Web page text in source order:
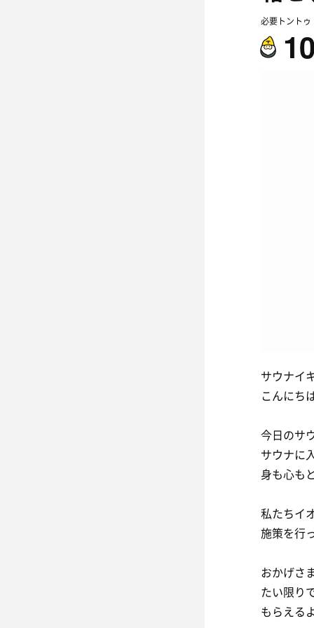
必要トントゥ
サウナイ
こんにち
今日のサ
サウナに
身も心も
私たちイ
施策を行
おかげさ
たい限り
もらえる